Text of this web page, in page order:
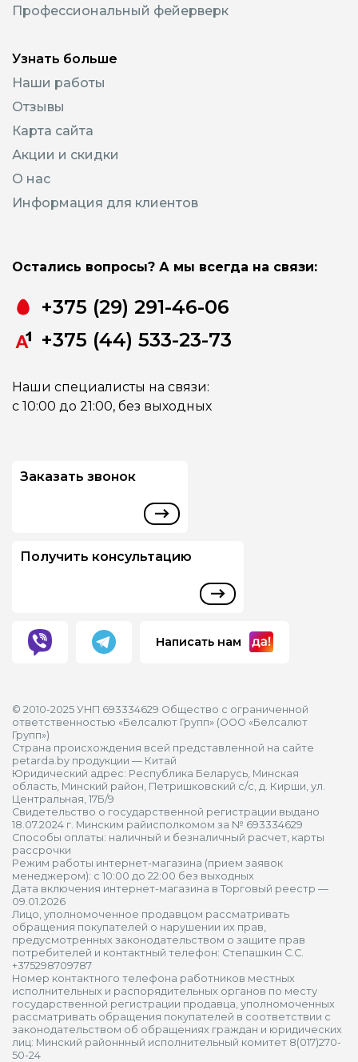
Профессиональный фейерверк
Узнать больше
Наши работы
Отзывы
Карта сайта
Акции и скидки
О нас
Информация для клиентов
Остались вопросы? А мы всегда на связи:
+375 (29) 291-46-06
+375 (44) 533-23-73
Наши специалисты на связи:
с 10:00 до 21:00, без выходных
Заказать звонок
Получить консультацию
Написать нам
© 2010-2025 УНП 693334629 Общество с ограниченной
ответственностью «Белсалют Групп» (ООО «Белсалют
Групп»)
Страна происхождения всей представленной на сайте
petarda.by продукции — Китай
Юридический адрес: Республика Беларусь, Минская
область, Минский район, Петришковский с/с, д. Кирши, ул.
Центральная, 17Б/9
Свидетельство о государственной регистрации выдано
18.07.2024 г. Минским райисполкомом за № 693334629
Способы оплаты: наличный и безналичный расчет, карты
рассрочки
Режим работы интернет-магазина (прием заявок
менеджером): с 10:00 до 22:00 без выходных
Дата включения интернет-магазина в Торговый реестр —
09.01.2026
Лицо, уполномоченное продавцом рассматривать
обращения покупателей о нарушении их прав,
предусмотренных законодательством о защите прав
потребителей и контактный телефон: Степашкин С.С.
+375298709787
Номер контактного телефона работников местных
исполнительных и распорядительных органов по месту
государственной регистрации продавца, уполномоченных
рассматривать обращения покупателей в соответствии с
законодательством об обращениях граждан и юридических
лиц: Минский районнный исполнительный комитет 8(017)270-
50-24